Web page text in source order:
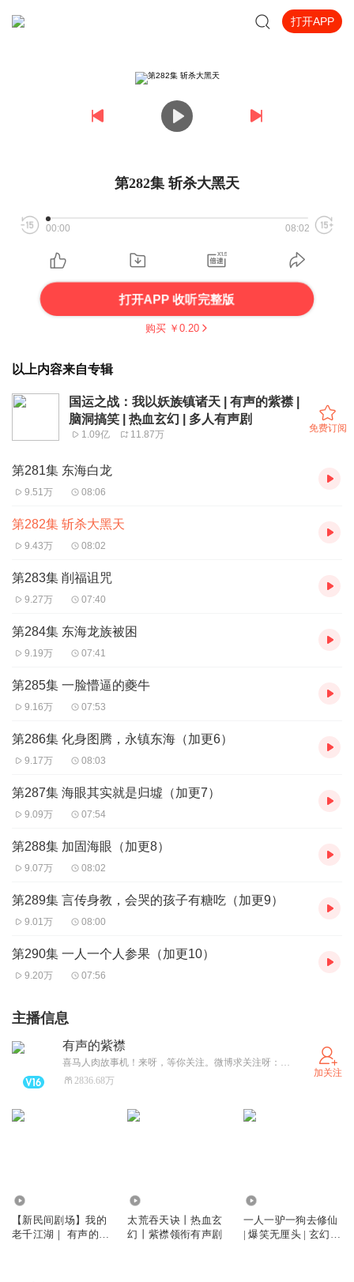
打开APP
第282集 斩杀大黑天
00:00 08:02
打开APP 收听完整版
购买 ￥ 0.20
以上内容来自专辑
国运之战：我以妖族镇诸天 | 有声的紫襟 |
脑洞搞笑 | 热血玄幻 | 多人有声剧
1.09亿 11.87万
免费订阅
第281集 东海白龙
9.51万 08:06
第282集 斩杀大黑天
9.43万 08:02
第283集 削福诅咒
9.27万 07:40
第284集 东海龙族被困
9.19万 07:41
第285集 一脸懵逼的夔牛
9.16万 07:53
第286集 化身图腾，永镇东海（加更6）
9.17万 08:03
第287集 海眼其实就是归墟（加更7）
9.09万 07:54
第288集 加固海眼（加更8）
9.07万 08:02
第289集 言传身教，会哭的孩子有糖吃（加更9）
9.01万 08:00
第290集 一人一个人参果（加更10）
9.20万 07:56
主播信息
有声的紫襟
喜马人肉故事机！来呀，等你关注。微博求关注呀：有声的紫襟。
2836.68万
加关注
【新民间剧场】我的
老千江湖｜ 有声的紫
太荒吞天诀丨热血玄
幻丨紫襟领衔有声剧
一人一驴一狗去修仙
| 爆笑无厘头 | 玄幻修